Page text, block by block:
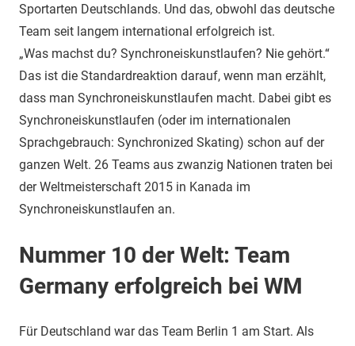
Sportarten Deutschlands. Und das, obwohl das deutsche
Team seit langem international erfolgreich ist.
„Was machst du? Synchroneiskunstlaufen? Nie gehört.“
Das ist die Standardreaktion darauf, wenn man erzählt,
dass man Synchroneiskunstlaufen macht. Dabei gibt es
Synchroneiskunstlaufen (oder im internationalen
Sprachgebrauch: Synchronized Skating) schon auf der
ganzen Welt. 26 Teams aus zwanzig Nationen traten bei
der Weltmeisterschaft 2015 in Kanada im
Synchroneiskunstlaufen an.
Nummer 10 der Welt: Team
Germany erfolgreich bei WM
Für Deutschland war das Team Berlin 1 am Start. Als